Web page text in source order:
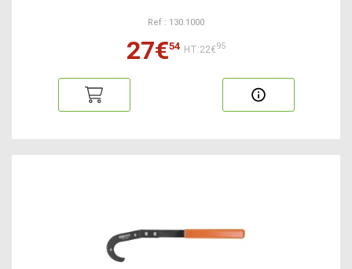
Ref : 130.1000
27€54 HT:22€95